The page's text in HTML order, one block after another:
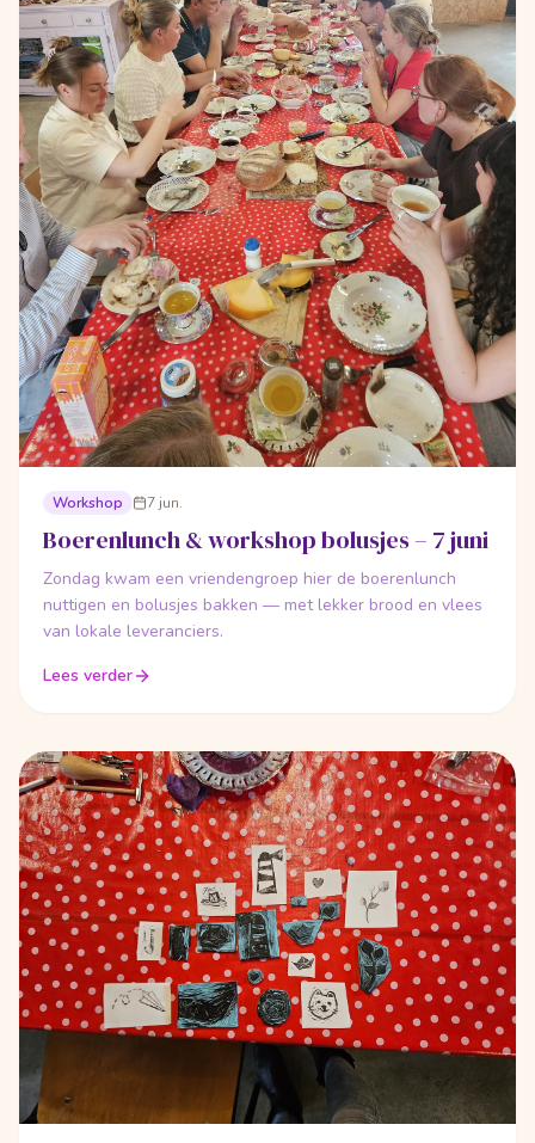
Workshop 7 jun.
Boerenlunch & workshop bolusjes – 7 juni
Zondag kwam een vriendengroep hier de boerenlunch
nuttigen en bolusjes bakken — met lekker brood en vlees
van lokale leveranciers.
Lees verder